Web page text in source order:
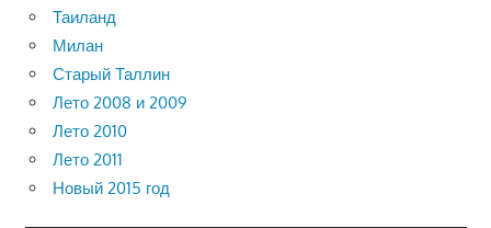
Таиланд
Милан
Старый Таллин
Лето 2008 и 2009
Лето 2010
Лето 2011
Новый 2015 год